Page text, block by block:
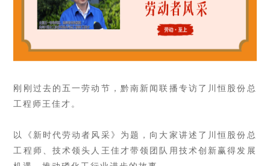
刚刚过去的五一劳动节，黔南新闻联播专访了川恒股份总
工程师王佳才。
以《新时代劳动者风采》为题，向大家讲述了川恒股份总
工程师、技术领头人王佳才带领团队用技术创新赢得发展